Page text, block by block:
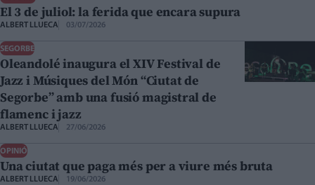
El 3 de juliol: la ferida que encara supura
ALBERT LLUECA 03/07/2026
SEGORBE
Oleandolé inaugura el XIV Festival de
Jazz i Músiques del Món “Ciutat de
Segorbe” amb una fusió magistral de
flamenc i jazz
ALBERT LLUECA 27/06/2026
OPINIÓ
Una ciutat que paga més per a viure més bruta
ALBERT LLUECA 19/06/2026